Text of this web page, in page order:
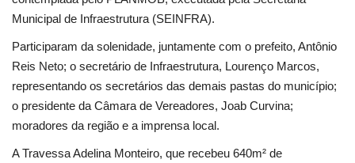
Municipal de Infraestrutura (SEINFRA).
Participaram da solenidade, juntamente com o prefeito, Antônio
Reis Neto; o secretário de Infraestrutura, Lourenço Marcos,
representando os secretários das demais pastas do município;
o presidente da Câmara de Vereadores, Joab Curvina;
moradores da região e a imprensa local.
A Travessa Adelina Monteiro, que recebeu 640m² de